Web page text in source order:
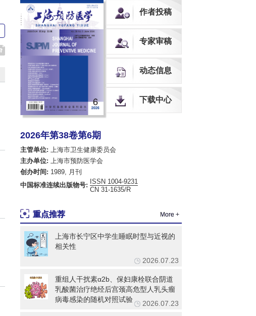
亚洲科学引文索引（ASCI）
世界卫生组织西太平洋地区医学索引（WPRIM）
预防医学与卫生学高质量科技期刊
中国科技核心期刊（中国科技论文统计源期刊）
CACJ中国应用型核心期刊
中国科学评价研究中心（RCCSE）源期刊
中国生物医学期刊引文数据库
全球OA期刊索引（OAJ）
中国开放获取期刊数据库（COAJ）
瑞典开放获取期刊数据库（DOAJ）
荷兰Scopus数据库
美国乌利希国际期刊指南（网络版）（Ulrich's Web）
英国国际农业与生物科学研究中心数据库（CABI）
英国全球健康数据库（Global Health）
波兰哥白尼索引期刊数据库（ICI World of Journals）
日本科学技术振兴机构数据库（JST）
欧洲学术出版中心数据库（EuroPub）
作者投稿
专家审稿
动态信息
下载中心
2026年第38卷第6期
主管单位:
上海市卫生健康委员会
主办单位:
上海市预防医学会
创办时间: 1989, 月刊
中国标准连续出版物号: ISSN 1004-9231
CN 31-1635/R
重点推荐 More +
上海市长宁区中学生睡眠时型与近视的
相关性
2026.07.23
重组人干扰素α2b、保妇康栓联合阴道
乳酸菌治疗绝经后宫颈高危型人乳头瘤
病毒感染的随机对照试验
2026.07.23